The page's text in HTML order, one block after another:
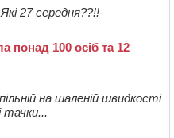
27 середня??!!
понад 100 осіб та 12
на шаленій швидкості